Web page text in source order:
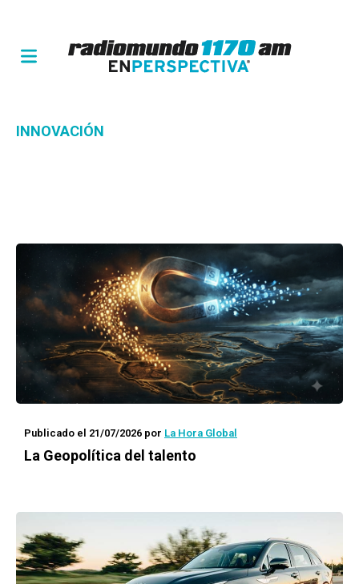
INNOVACIÓN
Publicado el 21/07/2026 por La Hora Global
La Geopolítica del talento